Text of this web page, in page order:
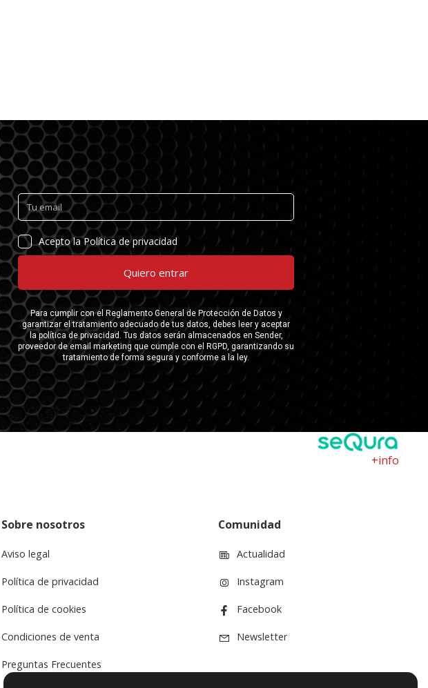
+info
Sobre nosotros
Aviso legal
Política de privacidad
Política de cookies
Condiciones de venta
Preguntas Frecuentes
Comunidad
Actualidad
Instagram
Facebook
Newsletter